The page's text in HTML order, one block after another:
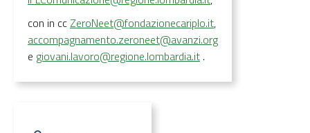
con in cc ZeroNeet@fondazionecariplo.it,
accompagnamento.zeroneet@avanzi.org
e giovani.lavoro@regione.lombardia.it .